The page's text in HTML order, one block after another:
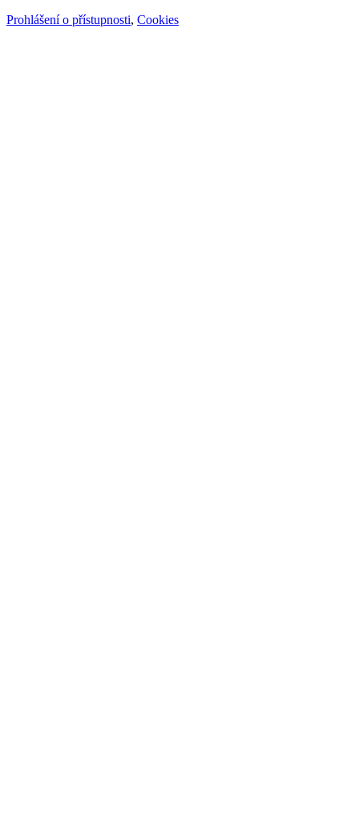
Prohlášení o přístupnosti, Cookies